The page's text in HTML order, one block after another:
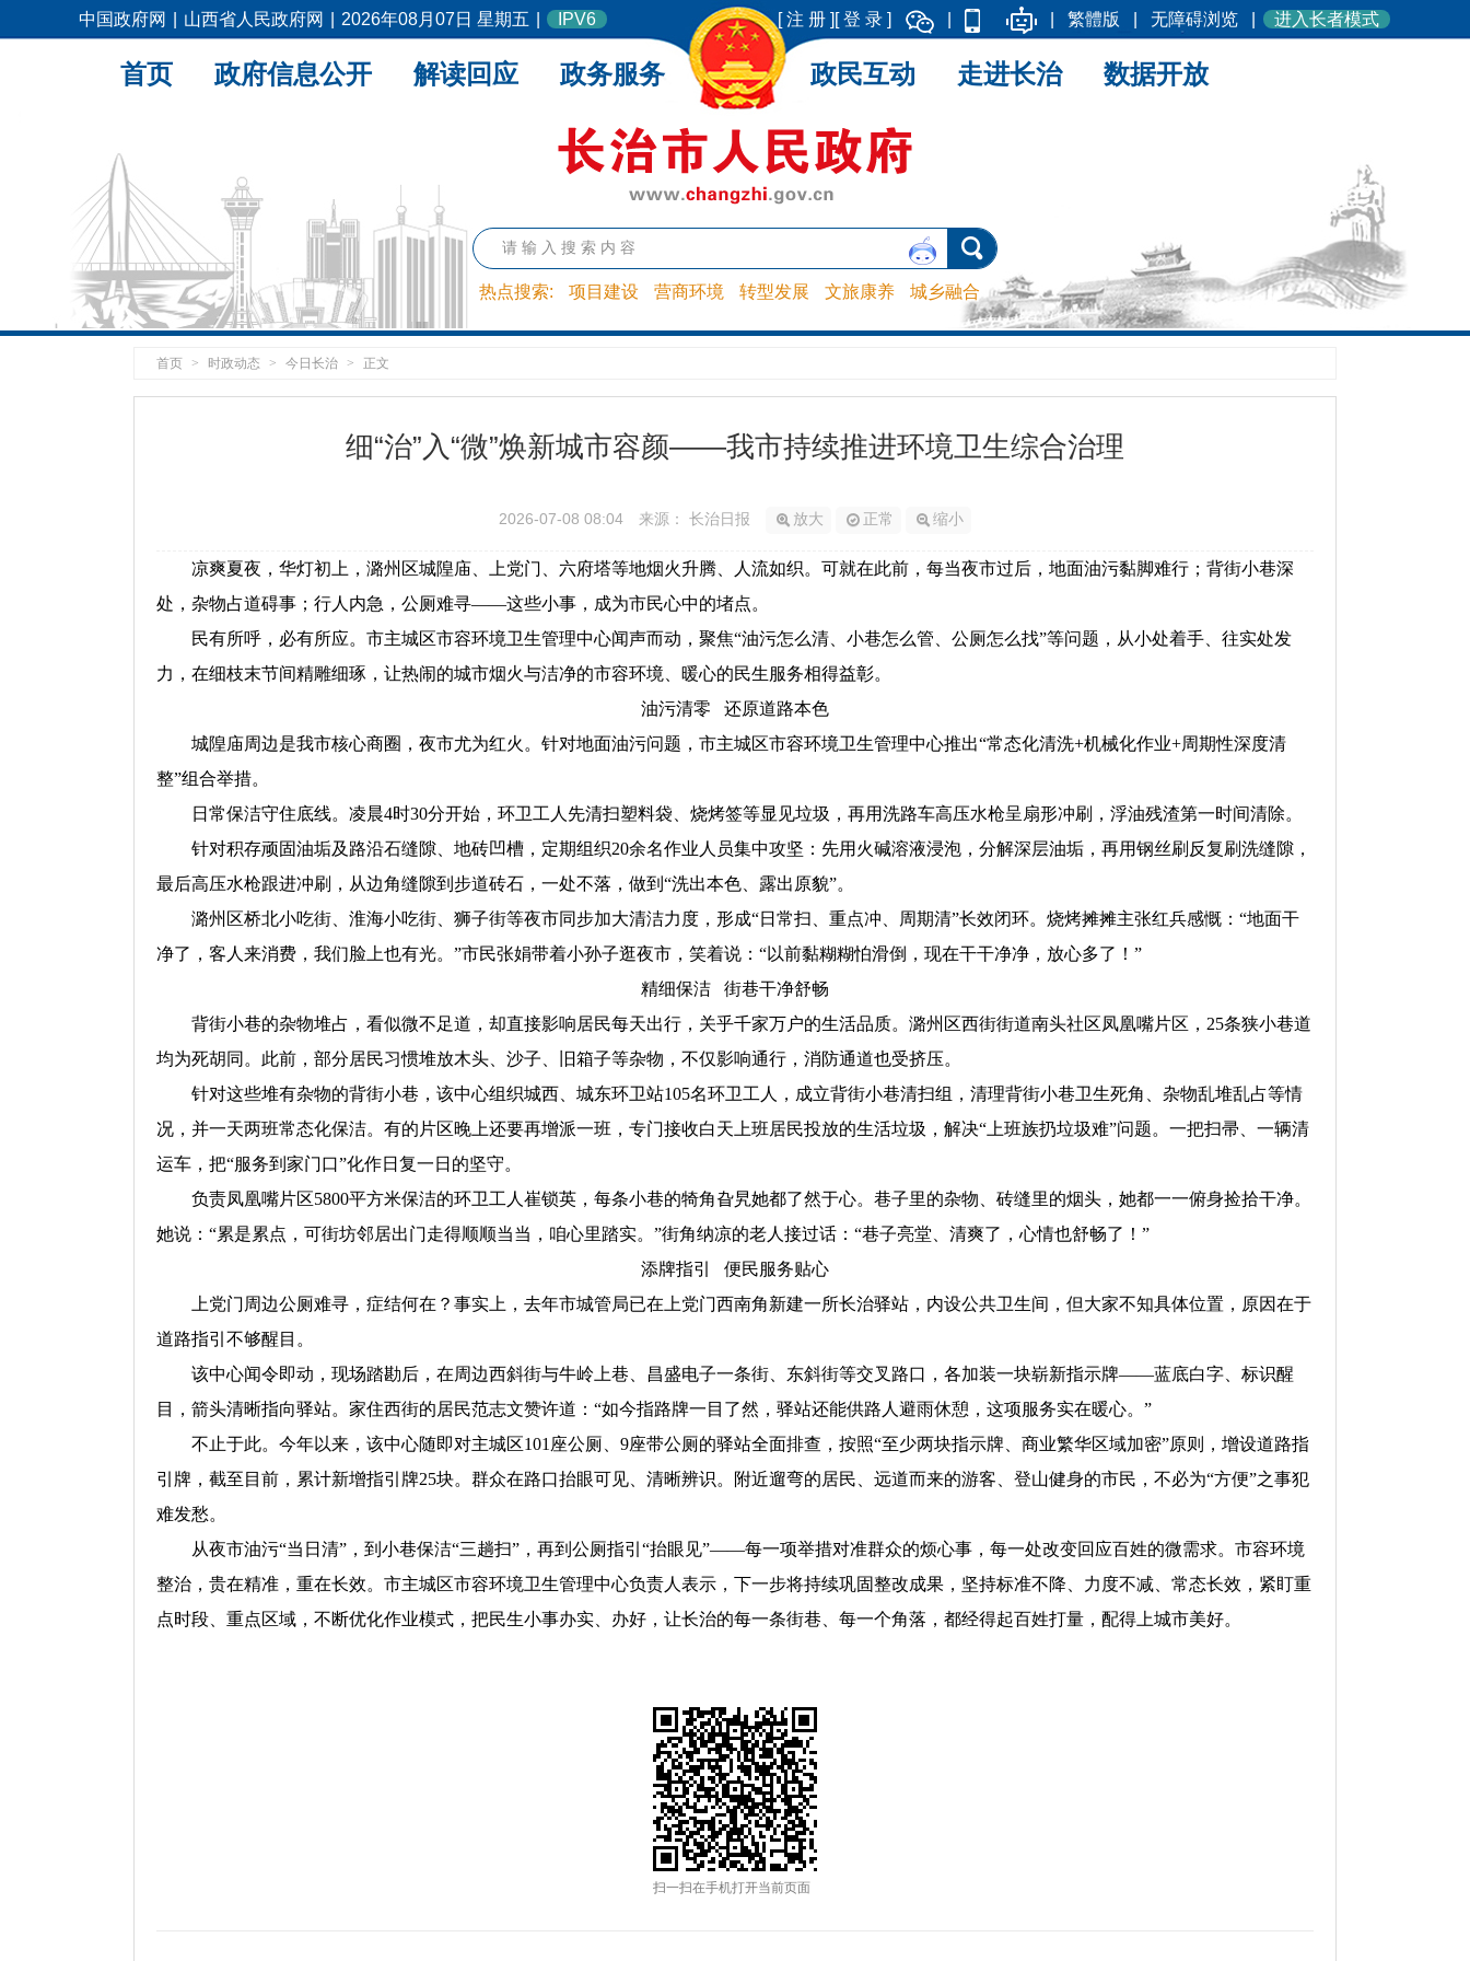
中国政府网 山西省人民政府网 2026年08月07日 星期五 IPV6 [ 登 录 ]
[ 注 册 ] 繁體版 无障碍浏览 进入长者模式
热点搜索: 项目建设 营商环境 转型发展 文旅康养 城乡融合
首页 政府信息公开 解读回应 政务服务 政民互动 走进长治 数据开放
首页 > 时政动态 > 今日长治 > 正文
细“治”入“微”焕新城市容颜——我市持续推进环境卫生综合治理
2026-07-08 08:04 来源： 长治日报 放大 正常 缩小
凉爽夏夜，华灯初上，潞州区城隍庙、上党门、六府塔等地烟火升腾、人流如织。可就在此前，每当夜市过后，地面油污黏脚难行；背街小巷深
处，杂物占道碍事；行人内急，公厕难寻——这些小事，成为市民心中的堵点。
民有所呼，必有所应。市主城区市容环境卫生管理中心闻声而动，聚焦“油污怎么清、小巷怎么管、公厕怎么找”等问题，从小处着手、往实处发
力，在细枝末节间精雕细琢，让热闹的城市烟火与洁净的市容环境、暖心的民生服务相得益彰。
油污清零 还原道路本色
城隍庙周边是我市核心商圈，夜市尤为红火。针对地面油污问题，市主城区市容环境卫生管理中心推出“常态化清洗+机械化作业+周期性深度清
整”组合举措。
日常保洁守住底线。凌晨4时30分开始，环卫工人先清扫塑料袋、烧烤签等显见垃圾，再用洗路车高压水枪呈扇形冲刷，浮油残渣第一时间清除。
针对积存顽固油垢及路沿石缝隙、地砖凹槽，定期组织20余名作业人员集中攻坚：先用火碱溶液浸泡，分解深层油垢，再用钢丝刷反复刷洗缝隙，
最后高压水枪跟进冲刷，从边角缝隙到步道砖石，一处不落，做到“洗出本色、露出原貌”。
潞州区桥北小吃街、淮海小吃街、狮子街等夜市同步加大清洁力度，形成“日常扫、重点冲、周期清”长效闭环。烧烤摊摊主张红兵感慨：“地面干
净了，客人来消费，我们脸上也有光。”市民张娟带着小孙子逛夜市，笑着说：“以前黏糊糊怕滑倒，现在干干净净，放心多了！”
精细保洁 街巷干净舒畅
背街小巷的杂物堆占，看似微不足道，却直接影响居民每天出行，关乎千家万户的生活品质。潞州区西街街道南头社区凤凰嘴片区，25条狭小巷道
均为死胡同。此前，部分居民习惯堆放木头、沙子、旧箱子等杂物，不仅影响通行，消防通道也受挤压。
针对这些堆有杂物的背街小巷，该中心组织城西、城东环卫站105名环卫工人，成立背街小巷清扫组，清理背街小巷卫生死角、杂物乱堆乱占等情
况，并一天两班常态化保洁。有的片区晚上还要再增派一班，专门接收白天上班居民投放的生活垃圾，解决“上班族扔垃圾难”问题。一把扫帚、一辆清
运车，把“服务到家门口”化作日复一日的坚守。
负责凤凰嘴片区5800平方米保洁的环卫工人崔锁英，每条小巷的犄角旮旯她都了然于心。巷子里的杂物、砖缝里的烟头，她都一一俯身捡拾干净。
她说：“累是累点，可街坊邻居出门走得顺顺当当，咱心里踏实。”街角纳凉的老人接过话：“巷子亮堂、清爽了，心情也舒畅了！”
添牌指引 便民服务贴心
上党门周边公厕难寻，症结何在？事实上，去年市城管局已在上党门西南角新建一所长治驿站，内设公共卫生间，但大家不知具体位置，原因在于
道路指引不够醒目。
该中心闻令即动，现场踏勘后，在周边西斜街与牛岭上巷、昌盛电子一条街、东斜街等交叉路口，各加装一块崭新指示牌——蓝底白字、标识醒
目，箭头清晰指向驿站。家住西街的居民范志文赞许道：“如今指路牌一目了然，驿站还能供路人避雨休憩，这项服务实在暖心。”
不止于此。今年以来，该中心随即对主城区101座公厕、9座带公厕的驿站全面排查，按照“至少两块指示牌、商业繁华区域加密”原则，增设道路指
引牌，截至目前，累计新增指引牌25块。群众在路口抬眼可见、清晰辨识。附近遛弯的居民、远道而来的游客、登山健身的市民，不必为“方便”之事犯
难发愁。
从夜市油污“当日清”，到小巷保洁“三趟扫”，再到公厕指引“抬眼见”——每一项举措对准群众的烦心事，每一处改变回应百姓的微需求。市容环境
整治，贵在精准，重在长效。市主城区市容环境卫生管理中心负责人表示，下一步将持续巩固整改成果，坚持标准不降、力度不减、常态长效，紧盯重
点时段、重点区域，不断优化作业模式，把民生小事办实、办好，让长治的每一条街巷、每一个角落，都经得起百姓打量，配得上城市美好。
扫一扫在手机打开当前页面